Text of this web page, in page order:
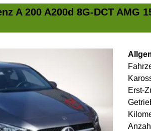
A 200 A200d 8G-DCT AMG
Erst-